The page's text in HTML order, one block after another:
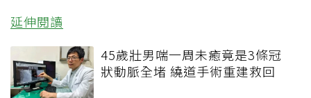
延伸閱讀
45歲壯男喘一周未癒竟是3條冠
狀動脈全堵 繞道手術重建救回